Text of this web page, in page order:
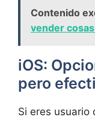
Contenido
vender
iOS:
pero
Si eres usuario